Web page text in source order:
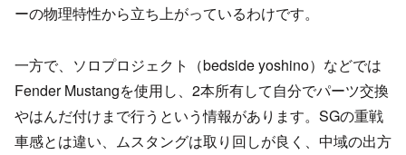
ーの物理特性から立ち上がっているわけです。
一方で、ソロプロジェクト（bedside yoshino）などでは
Fender Mustangを使用し、2本所有して自分でパーツ交換
やはんだ付けまで行うという情報があります。SGの重戦
車感とは違い、ムスタングは取り回しが良く、中域の出方